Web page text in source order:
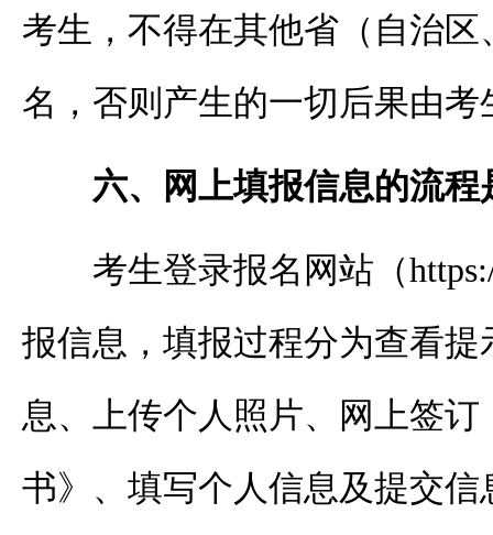
考生，不得在其他省（自治
名，否则产生的一切后果由考
六、网上填报信息的流程
考生登录报名网站（
报信息，填报过程分为查看
息、上传个人照片、网上签
书》、填写个人信息及提交